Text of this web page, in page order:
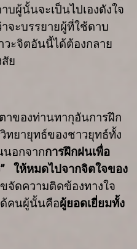
ผู้นั้นจะเป็นไปเองดังใจ
จะบรรยายผู้ที่ใช้ดาบ
วะจิตอันนี้ได้ต้องกลาย
ย
าของท่านทากุอันการฝึก
วิทยายุทธ์ของชาวยุทธ์ทั้ง
นอกจากการฝึกฝนเพื่อ
” ให้หมดไปจากจิตใจของ
จัดความติดข้องทางใจ
คนผู้นั้นคือผู้ยอดเยี่ยมทั้ง